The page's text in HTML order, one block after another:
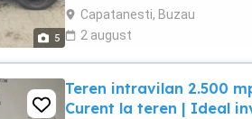
5
Capatanesti, Buzau
2 august
Teren intravilan 2.500
Curent la teren | Ideal